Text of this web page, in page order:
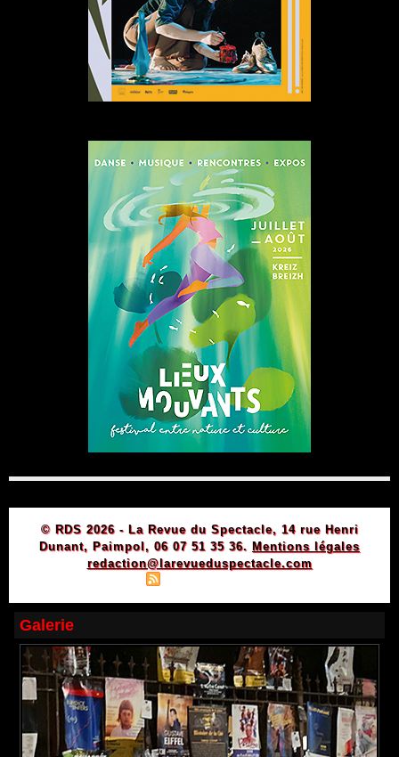
© RDS 2026 - La Revue du Spectacle, 14 rue Henri
Dunant, Paimpol, 06 07 51 35 36. Mentions légales
redaction@larevueduspectacle.com
Galerie